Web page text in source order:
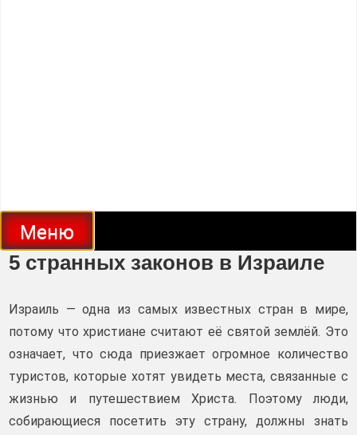
Меню
5 странных законов в Израиле
Израиль — одна из самых известных стран в мире,
потому что христиане считают её святой землёй. Это
означает, что сюда приезжает огромное количество
туристов, которые хотят увидеть места, связанные с
жизнью и путешествием Христа. Поэтому люди,
собирающиеся посетить эту страну, должны знать